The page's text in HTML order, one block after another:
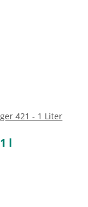
421 - 1 Liter
l